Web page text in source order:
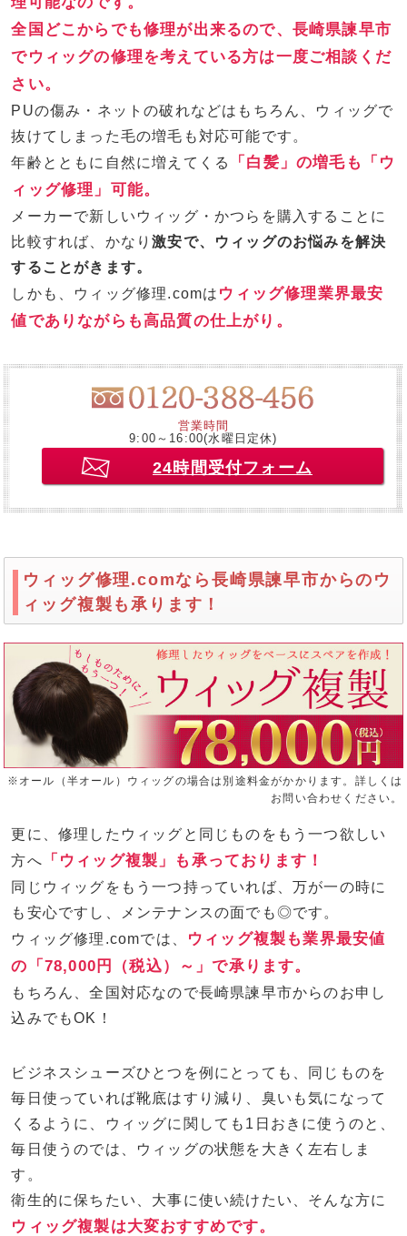
全国どこからでも修理が出来るので、長崎県諫早市
でウィッグの修理を考えている方は一度ご相談くだ
さい。
PUの傷み・ネットの破れなどはもちろん、ウィッグで
抜けてしまった毛の増毛も対応可能です。
年齢とともに自然に増えてくる
「白髪」の増毛も「ウ
ィッグ修理」可能。
メーカーで新しいウィッグ・かつらを購入することに
比較すれば、かなり激安で、ウィッグのお悩みを解決
することがきます。
しかも、ウィッグ修理.comは ウィッグ修理業界最安
値でありながらも高品質の仕上がり。
営業時間
9:00～16:00(水曜日定休)
24時間受付フォーム
ウィッグ修理.comなら長崎県諫早市からのウ
ィッグ複製も承ります！
※オール（半オール）ウィッグの場合は別途料金がかかります。詳しくは
お問い合わせください。
更に、修理したウィッグと同じものをもう一つ欲しい
方へ
「ウィッグ複製」も承っております！
同じウィッグをもう一つ持っていれば、万が一の時に
も安心ですし、メンテナンスの面でも◎です。
ウィッグ修理.comでは、
ウィッグ複製も業界最安値
の「78,000円（税込）～」で承ります。
もちろん、全国対応なので長崎県諫早市からのお申し
込みでもOK！
ビジネスシューズひとつを例にとっても、同じものを
毎日使っていれば靴底はすり減り、臭いも気になって
くるように、ウィッグに関しても1日おきに使うのと、
毎日使うのでは、ウィッグの状態を大きく左右しま
す。
衛生的に保ちたい、大事に使い続けたい、そんな方に
ウィッグ複製は大変おすすめです。